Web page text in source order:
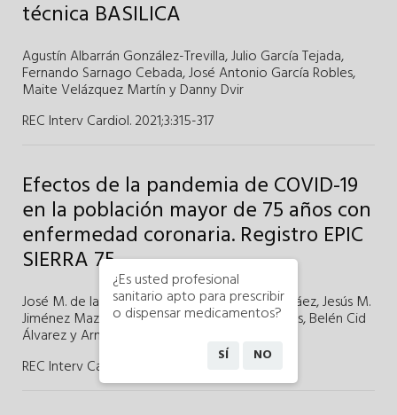
técnica BASILICA
Agustín Albarrán González-Trevilla,Julio García Tejada,
Fernando Sarnago Cebada,José Antonio García Robles,
Maite Velázquez Martíny Danny Dvir
REC Interv Cardiol. 2021;3:315-317
Efectos de la pandemia de COVID-19
en la población mayor de 75 años con
enfermedad coronaria. Registro EPIC
SIERRA 75
José M. de la Torre-Hernández,Pilar Carrillo Sáez,Jesús M.
Jiménez Mazuecos,Alejandro Gutiérrez Barrios,Belén Cid
Álvarezy Armando Pérez de Prado
REC Interv Cardiol. 2021;3
¿Es usted profesional
sanitario apto para prescribir
o dispensar medicamentos?
SÍ NO